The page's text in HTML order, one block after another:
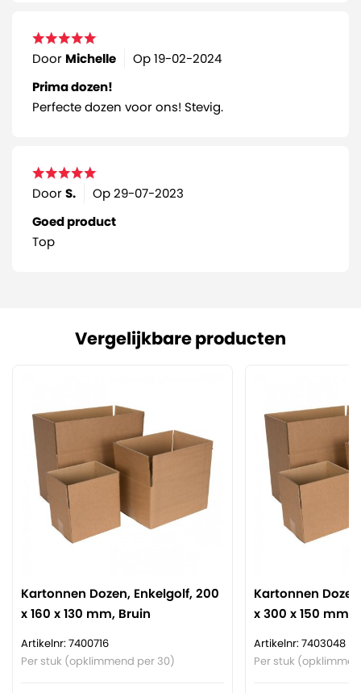
Door Michelle Op19-02-2024
Prima dozen!
Perfecte dozen voor ons! Stevig.
DoorS. Op29-07-2023
Goed product
Top
Vergelijkbare producten
Kartonnen Dozen, Enkelgolf, 200
x 160 x 130 mm, Bruin
Artikelnr: 7400716
Per stuk (opklimmend per 30)
Kartonnen
x 300 x 150 mm,
Artikelnr: 7403048
Per stuk